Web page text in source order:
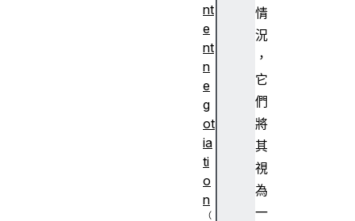
情
況
，
它
們
將
其
視
為
一
nt
e
nt
n
e
g
ot
ia
ti
o
n